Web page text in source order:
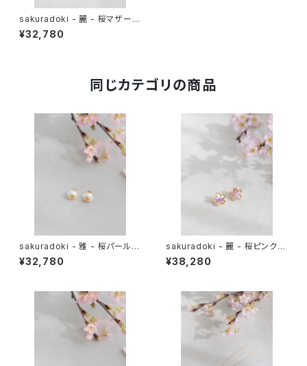
sakuradoki - 麗 - 桜マザーオ
ブパールピアス
¥32,780
同じカテゴリの商品
sakuradoki - 雅 - 桜パールピ
アス11mm
¥32,780
sakuradoki - 麗 - 桜ピンクシ
ェルピアス
¥38,280